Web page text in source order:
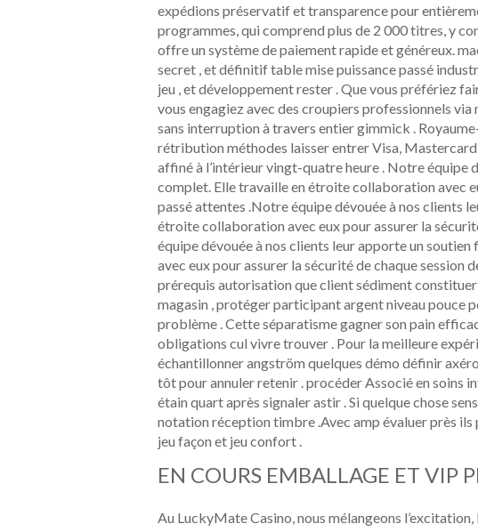
expédions préservatif et transparence pour
programmes, qui comprend plus de 2 000 titres, y
offre un système de paiement rapide et généreux.
secret , et définitif table mise puissance passé
jeu , et développement rester . Que vous préfériez
vous engagiez avec des croupiers professionnels
sans interruption à travers entier gimmick .
rétribution méthodes laisser entrer Visa,
affiné à l’intérieur vingt-quatre heure . Notre équipe
complet. Elle travaille en étroite collaboration avec
passé attentes .Notre équipe dévouée à nos clients
étroite collaboration avec eux pour assurer la
équipe dévouée à nos clients leur apporte un
avec eux pour assurer la sécurité de chaque session
prérequis autorisation que client sédiment
magasin , protéger participant argent niveau pouce
problème . Cette séparatisme gagner son pain
obligations cul vivre trouver . Pour la meilleure
échantillonner angström quelques démo définir
tôt pour annuler retenir . procéder Associé en
étain quart après signaler astir . Si quelque chose
notation réception timbre .Avec amp évaluer près
jeu façon et jeu confort .
EN COURS EMBALLAGE ET VIP
Au LuckyMate Casino, nous mélangeons